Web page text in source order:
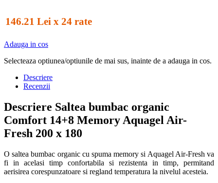
146.21 Lei x 24 rate
Adauga in cos
Selecteaza optiunea/optiunile de mai sus, inainte de a adauga in cos.
Descriere
Recenzii
Descriere Saltea bumbac organic
Comfort 14+8 Memory Aquagel Air-
Fresh 200 x 180
O saltea bumbac organic cu spuma memory si Aquagel Air-Fresh va
fi in acelasi timp confortabila si rezistenta in timp, permitand
aerisirea corespunzatoare si regland temperatura la nivelul acesteia.